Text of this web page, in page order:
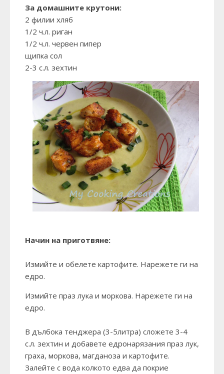
За домашните крутони:
2 филии хляб
1/2 ч.л. риган
1/2 ч.л. червен пипер
щипка сол
2-3 с.л. зехтин
Начин на приготвяне:
Измийте и обелете картофите. Нарежете ги на
едро.
Измийте праз лука и моркова. Нарежете ги на
едро.
В дълбока тенджера (3-5литра) сложете 3-4
с.л. зехтин и добавете едронарязания праз лук,
граха, моркова, магданоза и картофите.
Залейте с вода колкото едва да покрие